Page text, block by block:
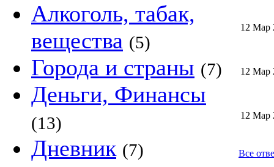
Алкоголь, табак,
вещества (5)
Города и страны (7)
Деньги, Финансы
(13)
Дневник (7)
12 Мар
12 Мар
12 Мар
Все